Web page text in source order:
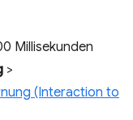
Millisekunden
>
(Interaction to